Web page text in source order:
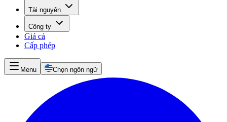
Tài nguyên
Công ty
Giá cả
Cấp phép
Menu Chọn ngôn ngữ